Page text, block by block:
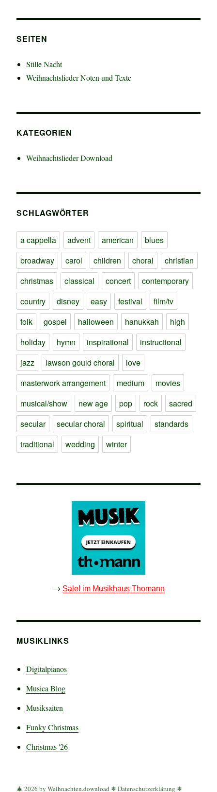
SEITEN
Stille Nacht
Weihnachtslieder Noten und Texte
KATEGORIEN
Weihnachtslieder Download
SCHLAGWÖRTER
a cappella advent american
blues
broadway
carol children choral
christian
christmas
classical concert
contemporary
country
disney easy festival
film/tv
folk
gospel halloween hanukkah
high
holiday
hymn inspirational
instructional
jazz
lawson gould choral
love
masterwork arrangement
medium
movies
musical/show
new age pop rock
sacred
secular
secular choral spiritual
standards
traditional
wedding winter
→ Sale! im Musikhaus Thomann
MUSIKLINKS
Digitalpianos
Musica Blog
Musiksaiten
Funky Christmas
Christmas '26
🎄 2026 by Weihnachten.download ❄Datenschutzerklärung ❄